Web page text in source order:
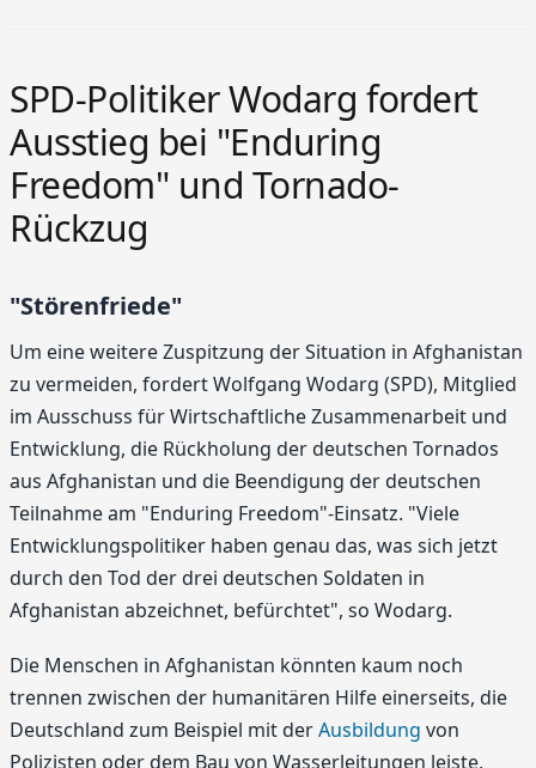
SPD-Politiker Wodarg fordert
Ausstieg bei "Enduring
Freedom" und Tornado-
Rückzug
"Störenfriede"
Um eine weitere Zuspitzung der Situation in Afghanistan
zu vermeiden, fordert Wolfgang Wodarg (SPD), Mitglied
im Ausschuss für Wirtschaftliche Zusammenarbeit und
Entwicklung, die Rückholung der deutschen Tornados
aus Afghanistan und die Beendigung der deutschen
Teilnahme am "Enduring Freedom"-Einsatz. "Viele
Entwicklungspolitiker haben genau das, was sich jetzt
durch den Tod der drei deutschen Soldaten in
Afghanistan abzeichnet, befürchtet", so Wodarg.
Die Menschen in Afghanistan könnten kaum noch
trennen zwischen der humanitären Hilfe einerseits, die
Deutschland zum Beispiel mit derAusbildung von
Polizisten oder dem Bau von Wasserleitungen leiste,